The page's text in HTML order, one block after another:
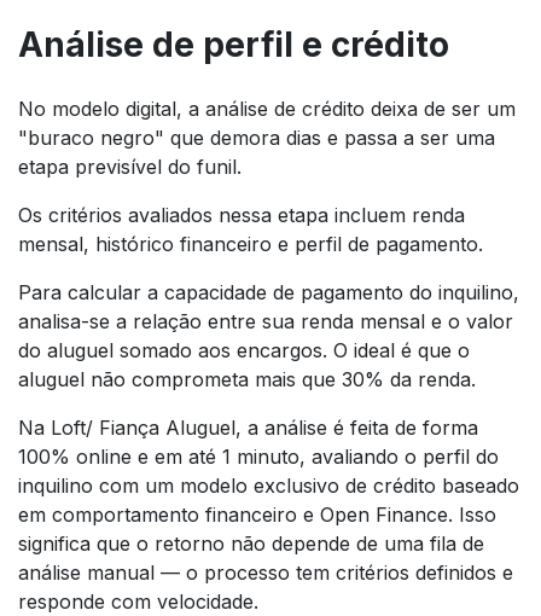
Análise de perfil e crédito
No modelo digital, a análise de crédito deixa de ser um
"buraco negro" que demora dias e passa a ser uma
etapa previsível do funil.
Os critérios avaliados nessa etapa incluem renda
mensal, histórico financeiro e perfil de pagamento.
Para calcular a capacidade de pagamento do inquilino,
analisa-se a relação entre sua renda mensal e o valor
do aluguel somado aos encargos. O ideal é que o
aluguel não comprometa mais que 30% da renda.
Na Loft/ Fiança Aluguel, a análise é feita de forma
100% online e em até 1 minuto, avaliando o perfil do
inquilino com um modelo exclusivo de crédito baseado
em comportamento financeiro e Open Finance. Isso
significa que o retorno não depende de uma fila de
análise manual — o processo tem critérios definidos e
responde com velocidade.